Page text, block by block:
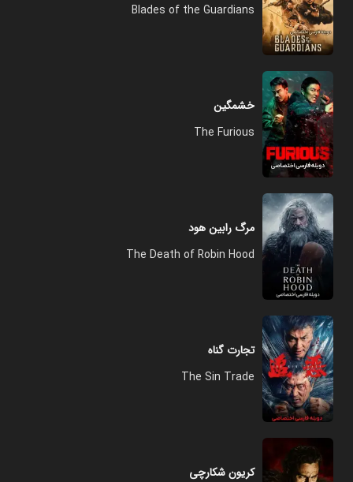
Blades of the Guardians
خشمگین
The Furious
مرگ رابین هود
The Death of Robin Hood
تجارت گناه
The Sin Trade
کریون شکارچی